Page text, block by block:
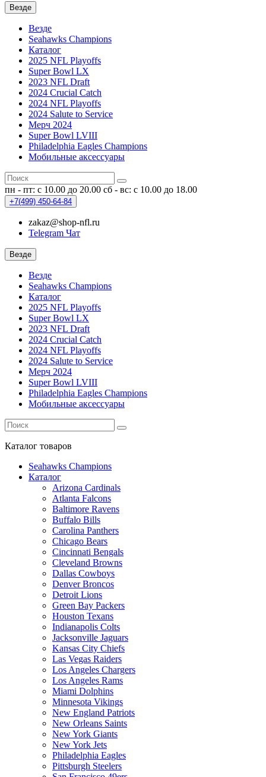
Везде
Везде
Seahawks Champions
Каталог
2025 NFL Playoffs
Super Bowl LX
2023 NFL Draft
2024 Crucial Catch
2024 NFL Playoffs
2024 Salute to Service
Мерч 2024
Super Bowl LVIII
Philadelphia Eagles Champions
Мобильные аксессуары
пн - пт: с 10.00 до 20.00 сб - вс: с 10.00 до 18.00
+7(499) 450-64-84
zakaz@shop-nfl.ru
Telegram Чат
Везде
Везде
Seahawks Champions
Каталог
2025 NFL Playoffs
Super Bowl LX
2023 NFL Draft
2024 Crucial Catch
2024 NFL Playoffs
2024 Salute to Service
Мерч 2024
Super Bowl LVIII
Philadelphia Eagles Champions
Мобильные аксессуары
Каталог товаров
Seahawks Champions
Каталог
Arizona Cardinals
Atlanta Falcons
Baltimore Ravens
Buffalo Bills
Carolina Panthers
Chicago Bears
Cincinnati Bengals
Cleveland Browns
Dallas Cowboys
Denver Broncos
Detroit Lions
Green Bay Packers
Houston Texans
Indianapolis Colts
Jacksonville Jaguars
Kansas City Chiefs
Las Vegas Raiders
Los Angeles Chargers
Los Angeles Rams
Miami Dolphins
Minnesota Vikings
New England Patriots
New Orleans Saints
New York Giants
New York Jets
Philadelphia Eagles
Pittsburgh Steelers